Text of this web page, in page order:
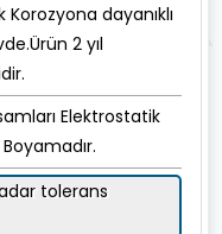
Korozyona dayanıklı
2 yıl
Elektrostatik
Boyamadır.
tolerans